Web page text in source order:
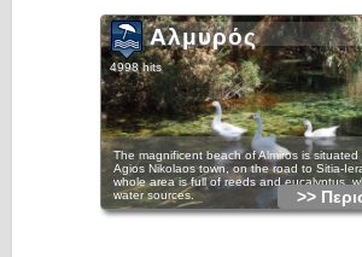
Αλμυρός
4998 hits
The magnificent beach of Almiros is
Agios Nikolaos town, on the road to Sitia-
whole area is full of reeds and eucalyptus,
water sources.
>>